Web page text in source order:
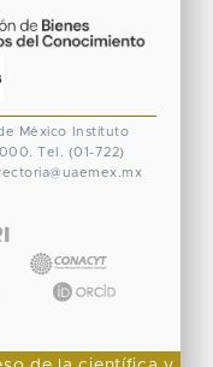
México
Instituto
Tel. (01-722)